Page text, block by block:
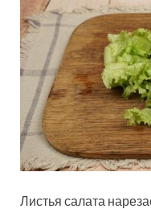
Листья салата